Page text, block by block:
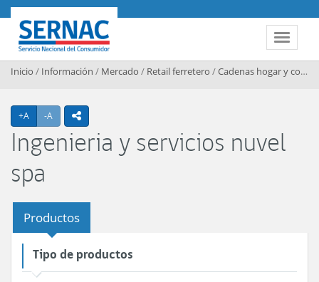
Contenido principal
Toggle
SERNAC
Inicio / Información / Mercado / Retail ferretero /Cadenas hogar y construccion
+A Agrandar texto
-A Achicar textoicono compartir
Ingenieria y servicios nuvel
spa
Productos
Tipo de productos